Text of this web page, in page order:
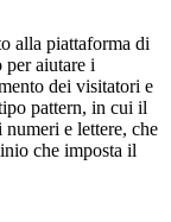
alla piattaforma di
aiutare i
dei visitatori e
pattern, in cui il
numeri e lettere, che
che imposta il